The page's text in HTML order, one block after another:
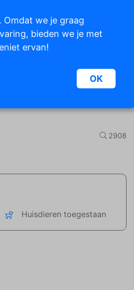
2908
Huisdieren toegestaan
Omdat we je graag
bieden we je met
ervan!
OK
tot beveiligde gedeelten van
individuele gebruiker. Deze